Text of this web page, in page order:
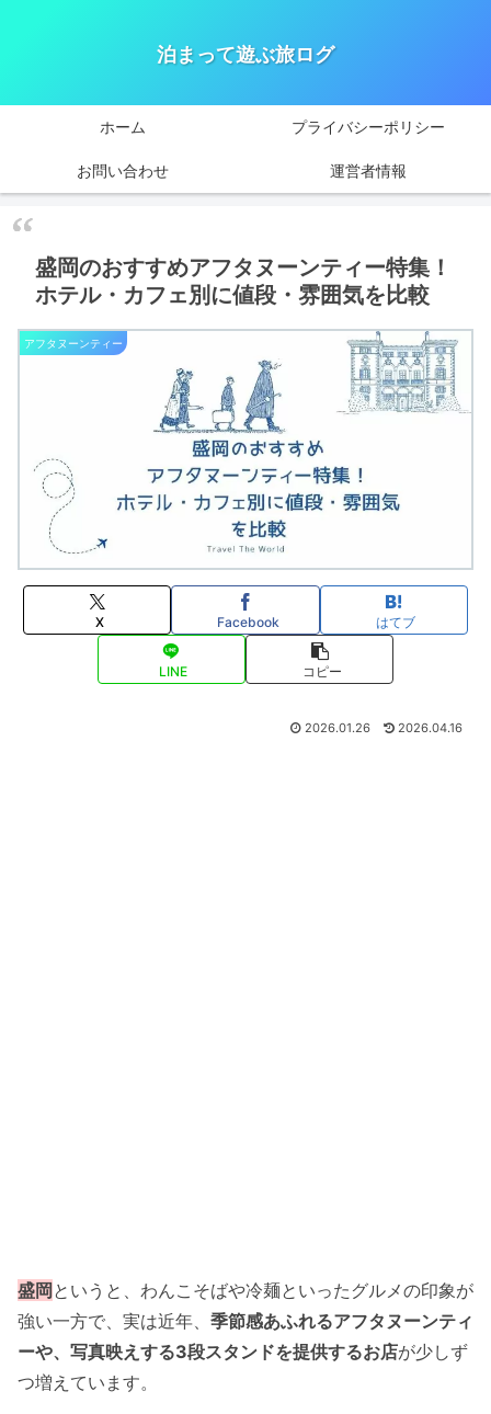
泊まって遊ぶ旅ログ
ホーム プライバシーポリシー
お問い合わせ 運営者情報
盛岡のおすすめアフタヌーンティー特集！
ホテル・カフェ別に値段・雰囲気を比較
アフタヌーンティー
X Facebook はてブ
LINE コピー
2026.01.26 2026.04.16
盛岡というと、わんこそばや冷麺といったグルメの印象が
強い一方で、実は近年、 季節感あふれるアフタヌーンティ
ーや、写真映えする3段スタンドを提供するお店が少しず
つ増えています。